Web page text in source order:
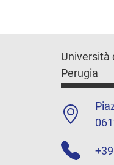
Università
Perugia